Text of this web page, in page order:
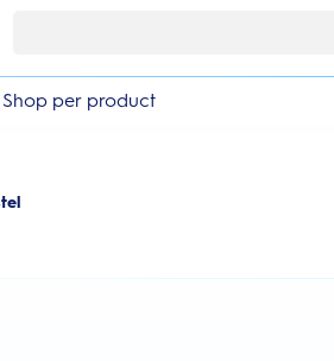
Shop per product